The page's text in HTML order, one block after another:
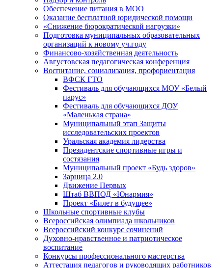
Обеспечение питания в МОО
Оказание бесплатной юридической помощи
«Снижение бюрократической нагрузки»
Подготовка муниципальных образовательных
организаций к новому уч.году
Финансово-хозяйственная деятельность
Августовская педагогическая конференция
Воспитание, социализация, профориентация
ВФСК ГТО
Фестиваль для обучающихся МОУ «Белый
парус»
Фестиваль для обучающихся ДОУ
«Маленькая страна»
Муниципальный этап Защиты
исследовательских проектов
Уральская академия лидерства
Президентские спортивные игры и
состязания
Муниципальный проект «Будь здоров»
Зарница 2.0
Движение Первых
Штаб ВВПОД «Юнармия»
Проект «Билет в будущее»
Школьные спортивные клубы
Всероссийская олимпиада школьников
Всероссийский конкурс сочинений
Духовно-нравственное и патриотическое
воспитание
Конкурсы профессионального мастерства
Аттестация педагогов и руководящих работников